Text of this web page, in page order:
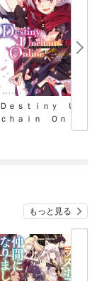
Ｄｅｓｔｉｎｙ Ｕｎ
ｃｈａｉｎ Ｏｎｌｉ
ｎｅ ～吸血鬼少女と
もっと見る